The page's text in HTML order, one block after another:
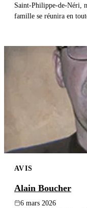
Saint-Philippe-de-Néri,
famille se réunira en
AVIS
Alain Boucher
6 mars 2026